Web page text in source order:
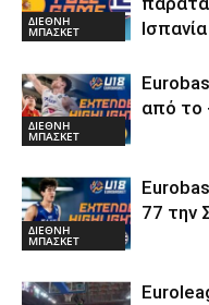
ΔΙΕΘΝΗ
ΜΠΑΣΚΕΤ
Ισπανία
ΔΙΕΘΝΗ
ΜΠΑΣΚΕΤ
από το
ΔΙΕΘΝΗ
ΜΠΑΣΚΕΤ
77 την